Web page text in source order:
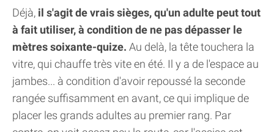
Déjà, il s'agit de vrais sièges, qu'un adulte peut tout
à fait utiliser, à condition de ne pas dépasser le
mètres soixante-quize. Au delà, la tête touchera la
vitre, qui chauffe très vite en été. Il y a de l'espace au
jambes... à condition d'avoir repoussé la seconde
rangée suffisamment en avant, ce qui implique de
placer les grands adultes au premier rang. Par